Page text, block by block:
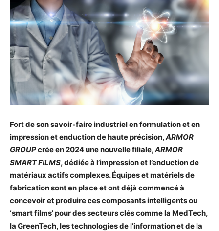
Fort de son savoir-faire industriel en formulation et en
impression et enduction de haute précision,ARMOR
GROUPcrée en 2024 une nouvelle filiale,ARMOR
SMART FILMS, dédiée à l’impression et l’enduction de
matériaux actifs complexes. Équipes et matériels de
fabrication sont en place et ont déjà commencé à
concevoir et produire ces composants intelligents ou
‘smart films’ pour des secteurs clés comme la MedTech,
la GreenTech, les technologies de l’information et de la